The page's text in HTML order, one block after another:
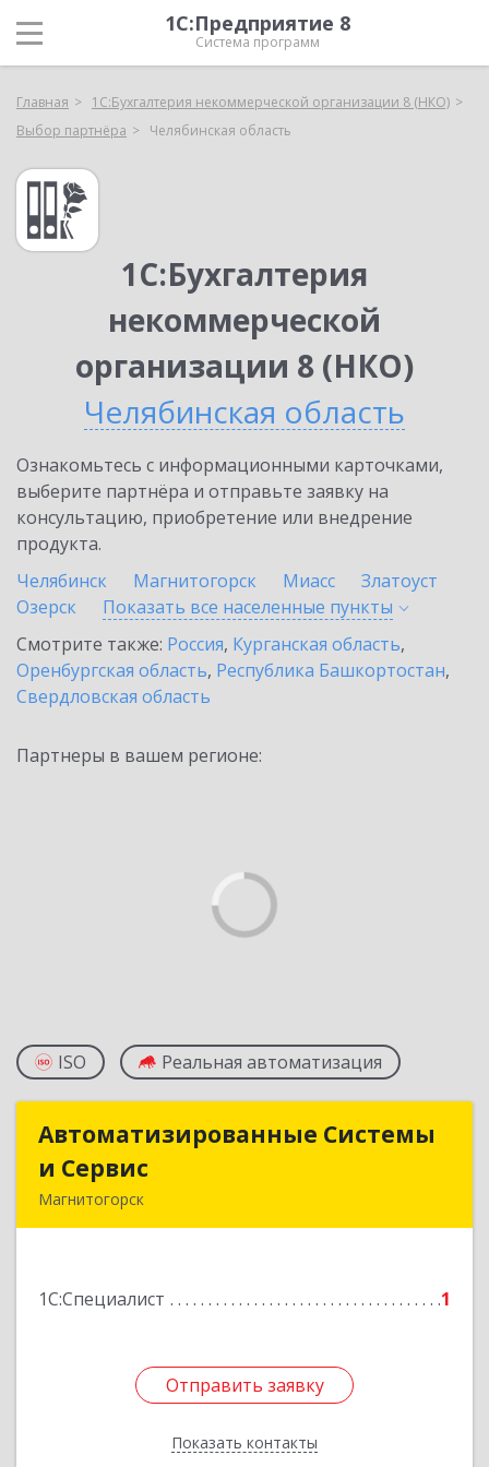
1С:Предприятие 8
Система программ
Главная
1С:Бухгалтерия некоммерческой организации 8 (НКО)
Выбор партнёра
Челябинская область
1С:Бухгалтерия
некоммерческой
организации 8 (НКО)
Челябинская область
Ознакомьтесь с информационными карточками,
выберите партнёра и отправьте заявку на
консультацию, приобретение или внедрение
продукта.
Челябинск
Магнитогорск Миасс
Златоуст
Озерск
Показать все населенные пункты
Смотрите также: Россия, Курганская область,
Оренбургская область, Республика Башкортостан,
Свердловская область
Партнеры в вашем регионе:
ISO Реальная автоматизация
Автоматизированные Системы
и Сервис
Магнитогорск
1С:Специалист 1
Отправить заявку
Показать контакты
Автоматизированные Системы
Подробнее
Отправить заявку
Назад